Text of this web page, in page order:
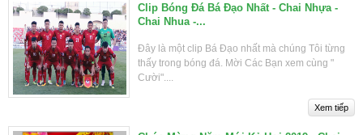
Clip Bóng Đá Bá Đạo Nhất - Chai Nhựa -
Chai Nhua -...
Đây là một clip Bá Đạo nhất mà chúng Tôi từng
thấy trong bóng đá. Mời Các Bạn xem cùng "
Cười"....